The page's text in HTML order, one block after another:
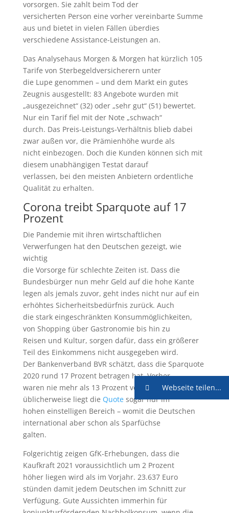
vorsorgen. Sie zahlt beim Tod der
versicherten Person eine vorher vereinbarte Summe
aus und bietet in vielen Fällen überdies
verschiedene Assistance-Leistungen an.
Das Analysehaus Morgen & Morgen hat kürzlich 105
Tarife von Sterbegeldversicherern unter
die Lupe genommen – und dem Markt ein gutes
Zeugnis ausgestellt: 83 Angebote wurden mit
„ausgezeichnet“ (32) oder „sehr gut“ (51) bewertet.
Nur ein Tarif fiel mit der Note „schwach“
durch. Das Preis-Leistungs-Verhältnis blieb dabei
zwar außen vor, die Prämienhöhe wurde als
nicht einbezogen. Doch die Kunden können sich mit
diesem unabhängigen Testat darauf
verlassen, bei den meisten Anbietern ordentliche
Qualität zu erhalten.
Corona treibt Sparquote auf 17
Prozent
Die Pandemie mit ihren wirtschaftlichen
Verwerfungen hat den Deutschen gezeigt, wie
wichtig
die Vorsorge für schlechte Zeiten ist. Dass die
Bundesbürger nun mehr Geld auf die hohe Kante
legen als jemals zuvor, geht indes nicht nur auf ein
erhöhtes Sicherheitsbedürfnis zurück. Auch
die stark eingeschränkten Konsummöglichkeiten,
von Shopping über Gastronomie bis hin zu
Reisen und Kultur, sorgen dafür, dass ein größerer
Teil des Einkommens nicht ausgegeben wird.
Der Bankenverband BVR schätzt, dass die Sparquote
2020 rund 17 Prozent betragen hat. Vorher
waren nie mehr als 13 Prozent verzeichnet worden,
üblicherweise liegt die Quotesogar nur im
hohen einstelligen Bereich – womit die Deutschen
international aber schon als Sparfüchse
galten.
Folgerichtig zeigen GfK-Erhebungen, dass die
Kaufkraft 2021 voraussichtlich um 2 Prozent
höher liegen wird als im Vorjahr. 23.637 Euro
stünden damit jedem Deutschen im Schnitt zur
Verfügung. Gute Aussichten immerhin für
Webseite teilen...